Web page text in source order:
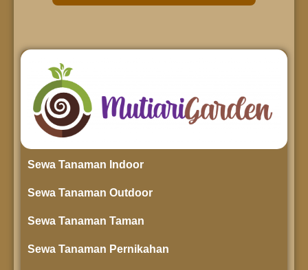
Sewa Tanaman Indoor
Sewa Tanaman Outdoor
Sewa Tanaman Taman
Sewa Tanaman Pernikahan